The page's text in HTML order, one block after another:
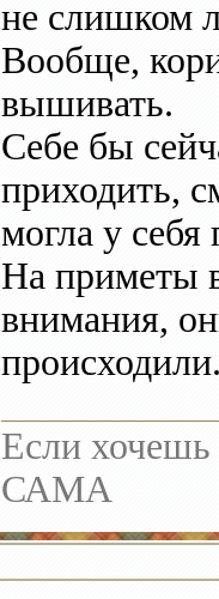
не слишком
Вообще,
вышивать.
Себе бы
приходить,
могла у себя
На приметы
внимания,
Если хочешь
САМА